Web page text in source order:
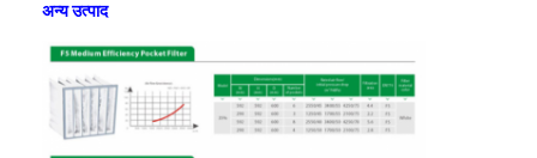
अन्य उत्पाद